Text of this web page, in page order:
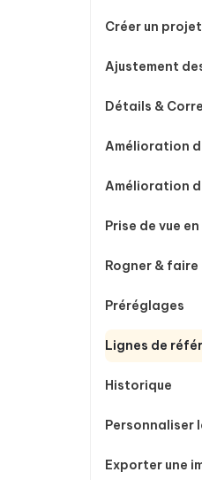
Créer un projet
Ajustement
Détails &
Amélioration
Amélioration
Prise de vue
Rogner &
Préréglages
Lignes de
Historique
Personnaliser
Exporter une